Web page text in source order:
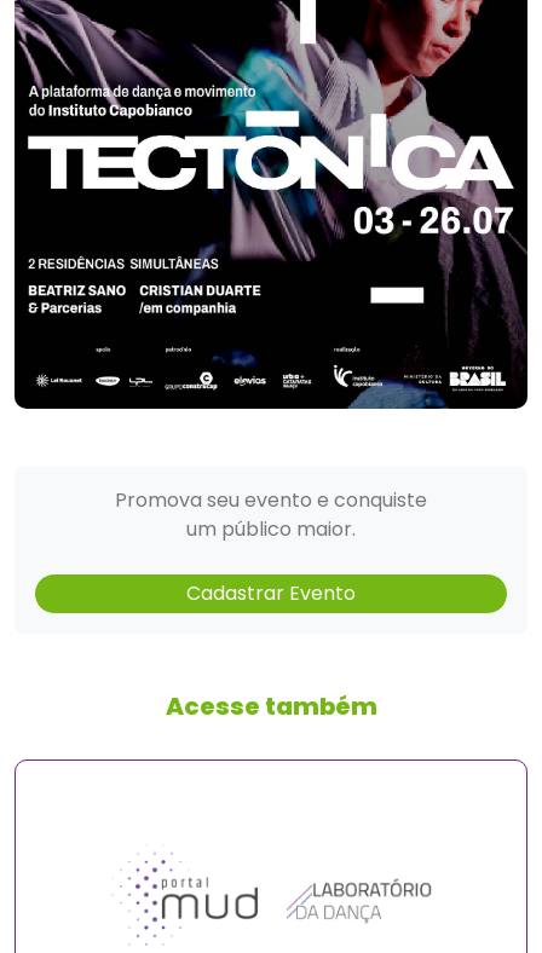
Promova seu evento e conquiste
um público maior.
Cadastrar Evento
Acesse também